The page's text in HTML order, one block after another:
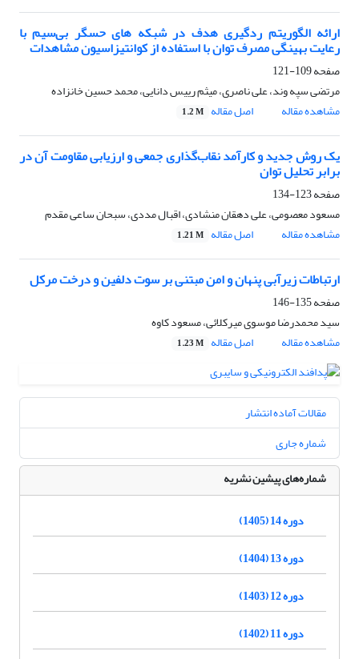
ارائه الگوریتم ردگیری هدف در شبکه های حسگر بی‌سیم با
رعایت بهینگی مصرف توان با استفاده از کوانتیزاسیون مشاهدات
صفحه109-121
مرتضی سپه وند، علی ناصری، میثم رییس دانایی، محمد حسین خانزاده
مشاهده مقاله
اصل مقاله 1.2 M
یک روش جدید و کارآمد نقاب‌گذاری جمعی و ارزیابی مقاومت آن در
برابر تحلیل توان
صفحه123-134
مسعود معصومی، علی دهقان منشادی، اقبال مددی، سبحان ساعی مقدم
مشاهده مقاله
اصل مقاله 1.21 M
ارتباطات زیرآبی پنهان و امن مبتنی بر سوت دلفین و درخت مرکل
صفحه135-146
سید محمدرضا موسوی میرکلائی، مسعود کاوه
مشاهده مقاله
اصل مقاله 1.23 M
مقالات آماده انتشار
شماره جاری
شماره‌های پیشین نشریه
دوره 14 (1405)
دوره 13 (1404)
دوره 12 (1403)
دوره 11 (1402)